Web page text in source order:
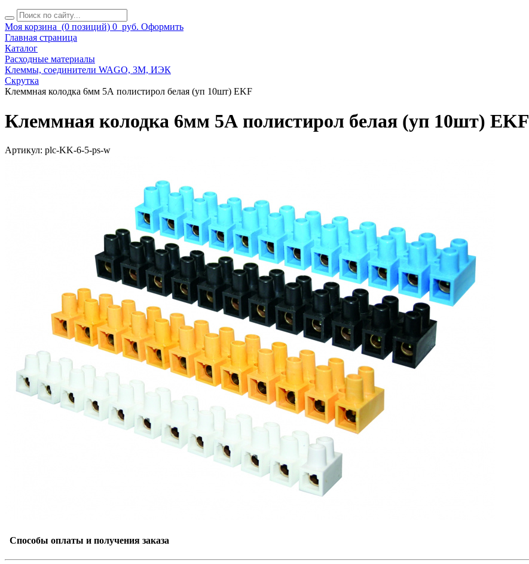
Моя корзина (0 позиций) 0 руб. Оформить
Главная страница
Каталог
Расходные материалы
Клеммы, соединители WAGO, 3M, ИЭК
Скрутка
Клеммная колодка 6мм 5А полистирол белая (уп 10шт) EKF
Клеммная колодка 6мм 5А полистирол белая (уп 10шт) EKF
Артикул: plc-KK-6-5-ps-w
Способы оплаты и получения заказа